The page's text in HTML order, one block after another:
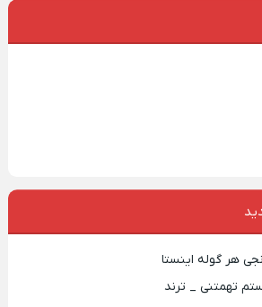
هر گوله اینستا
تهمتنی _ ترند